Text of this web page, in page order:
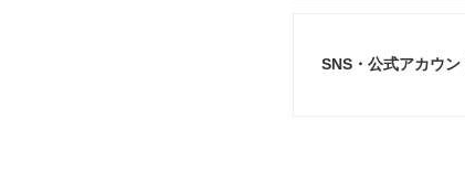
SNS・公式アカウン